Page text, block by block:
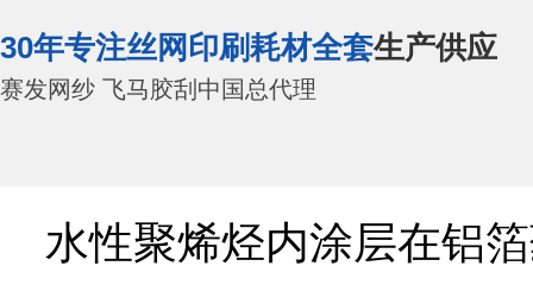
30年专注丝网印刷耗材全套生产供应
赛发网纱 飞马胶刮中国总代理
水性聚烯烃内涂层在铝